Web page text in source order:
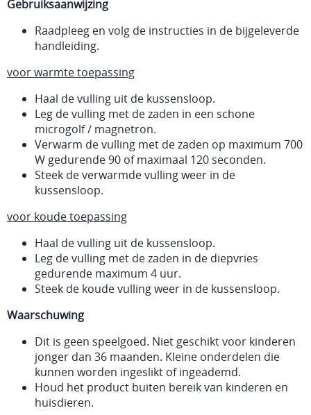
Gebruiksaanwijzing
Raadpleeg en volg de instructies in de bijgeleverde
handleiding.
voor warmte toepassing
Haal de vulling uit de kussensloop.
Leg de vulling met de zaden in een schone
microgolf / magnetron.
Verwarm de vulling met de zaden op maximum 700
W gedurende 90 of maximaal 120 seconden.
Steek de verwarmde vulling weer in de
kussensloop.
voor koude toepassing
Haal de vulling uit de kussensloop.
Leg de vulling met de zaden in de diepvries
gedurende maximum 4 uur.
Steek de koude vulling weer in de kussensloop.
Waarschuwing
Dit is geen speelgoed. Niet geschikt voor kinderen
jonger dan 36 maanden. Kleine onderdelen die
kunnen worden ingeslikt of ingeademd.
Houd het product buiten bereik van kinderen en
huisdieren.